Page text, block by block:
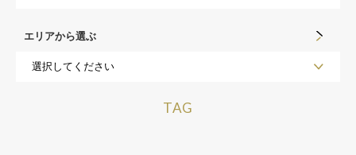
エリアから選ぶ
TAG